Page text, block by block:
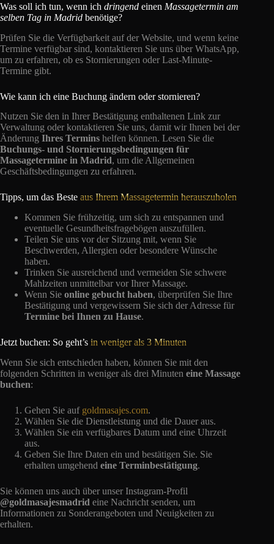
Was soll ich tun, wenn ich dringend einen Massagetermin am
selben Tag in Madrid benötige?
Prüfen Sie die Verfügbarkeit auf der Website, und wenn keine
Termine verfügbar sind, kontaktieren Sie uns über WhatsApp,
um zu erfahren, ob es Stornierungen oder Last-Minute-
Termine gibt.
Wie kann ich eine Buchung ändern oder stornieren?
Nutzen Sie den in Ihrer Bestätigung enthaltenen Link zur
Verwaltung oder kontaktieren Sie uns, damit wir Ihnen bei der
Änderung Ihres Termins helfen können. Lesen Sie die
Buchungs- und Stornierungsbedingungen für
Massagetermine in Madrid, um die Allgemeinen
Geschäftsbedingungen zu erfahren.
Tipps, um das Beste aus Ihrem Massagetermin herauszuholen
Kommen Sie frühzeitig, um sich zu entspannen und
eventuelle Gesundheitsfragebögen auszufüllen.
Teilen Sie uns vor der Sitzung mit, wenn Sie
Beschwerden, Allergien oder besondere Wünsche
haben.
Trinken Sie ausreichend und vermeiden Sie schwere
Mahlzeiten unmittelbar vor Ihrer Massage.
Wenn Sie online gebucht haben, überprüfen Sie Ihre
Bestätigung und vergewissern Sie sich der Adresse für
Termine bei Ihnen zu Hause.
Jetzt buchen: So geht’s in weniger als 3 Minuten
Wenn Sie sich entschieden haben, können Sie mit den
folgenden Schritten in weniger als drei Minuten eine Massage
buchen:
Gehen Sie auf goldmasajes.com.
Wählen Sie die Dienstleistung und die Dauer aus.
Wählen Sie ein verfügbares Datum und eine Uhrzeit
aus.
Geben Sie Ihre Daten ein und bestätigen Sie. Sie
erhalten umgehend eine Terminbestätigung.
Sie können uns auch über unser Instagram-Profil
@goldmasajesmadrid eine Nachricht senden, um
Informationen zu Sonderangeboten und Neuigkeiten zu
erhalten.